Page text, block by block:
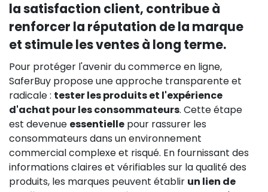
la satisfaction client, contribue à
renforcer la réputation de la marque
et stimule les ventes à long terme.
Pour protéger l'avenir du commerce en ligne,
SaferBuy propose une approche transparente et
radicale : tester les produits et l'expérience
d'achat pour les consommateurs. Cette étape
est devenue essentielle pour rassurer les
consommateurs dans un environnement
commercial complexe et risqué. En fournissant des
informations claires et vérifiables sur la qualité des
produits, les marques peuvent établir un lien de